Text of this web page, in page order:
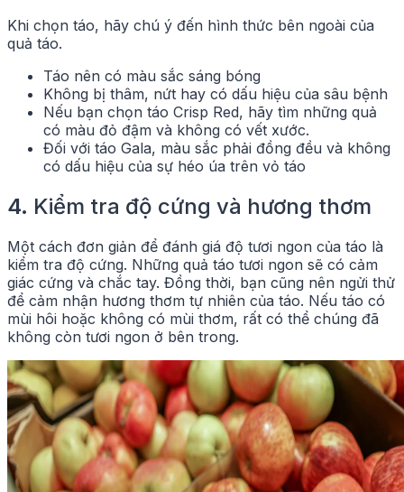
Khi chọn táo, hãy chú ý đến hình thức bên ngoài của
quả táo.
Táo nên có màu sắc sáng bóng
Không bị thâm, nứt hay có dấu hiệu của sâu bệnh
Nếu bạn chọn táo Crisp Red, hãy tìm những quả
có màu đỏ đậm và không có vết xước.
Đối với táo Gala, màu sắc phải đồng đều và không
có dấu hiệu của sự héo úa trên vỏ táo
4. Kiểm tra độ cứng và hương thơm
Một cách đơn giản để đánh giá độ tươi ngon của táo là
kiểm tra độ cứng. Những quả táo tươi ngon sẽ có cảm
giác cứng và chắc tay. Đồng thời, bạn cũng nên ngửi thử
để cảm nhận hương thơm tự nhiên của táo. Nếu táo có
mùi hôi hoặc không có mùi thơm, rất có thể chúng đã
không còn tươi ngon ở bên trong.